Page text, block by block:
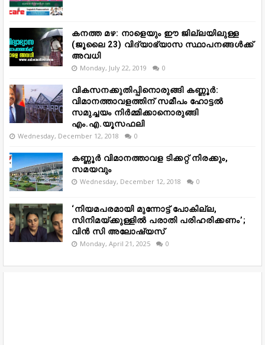
കനത്ത മഴ: നാളെയും ഈ ജില്ലയിലുള്ള
(ജൂലൈ 23) വിദ്യാഭ്യാസ സ്ഥാപനങ്ങൾക്ക്
അവധി
Monday, July 22, 2019 0
വികസനക്കുതിപ്പിനൊരുങ്ങി കണ്ണൂർ:
വിമാനത്താവളത്തിന് സമീപം ഹോട്ടൽ
സമുച്ചയം നിർമ്മിക്കാനൊരുങ്ങി
എം.എ.യൂസഫലി
Wednesday, December 12, 2018 0
കണ്ണൂർ വിമാനത്താവള ടിക്കറ്റ് നിരക്കും,
സമയവും
Wednesday, December 12, 2018 0
‘നിയമപരമായി മുന്നോട്ട് പോകില്ല,
സിനിമയ്ക്കുള്ളിൽ പരാതി പരിഹരിക്കണം’;
വിൻ സി അലോഷ്യസ്
Monday, April 21, 2025 0